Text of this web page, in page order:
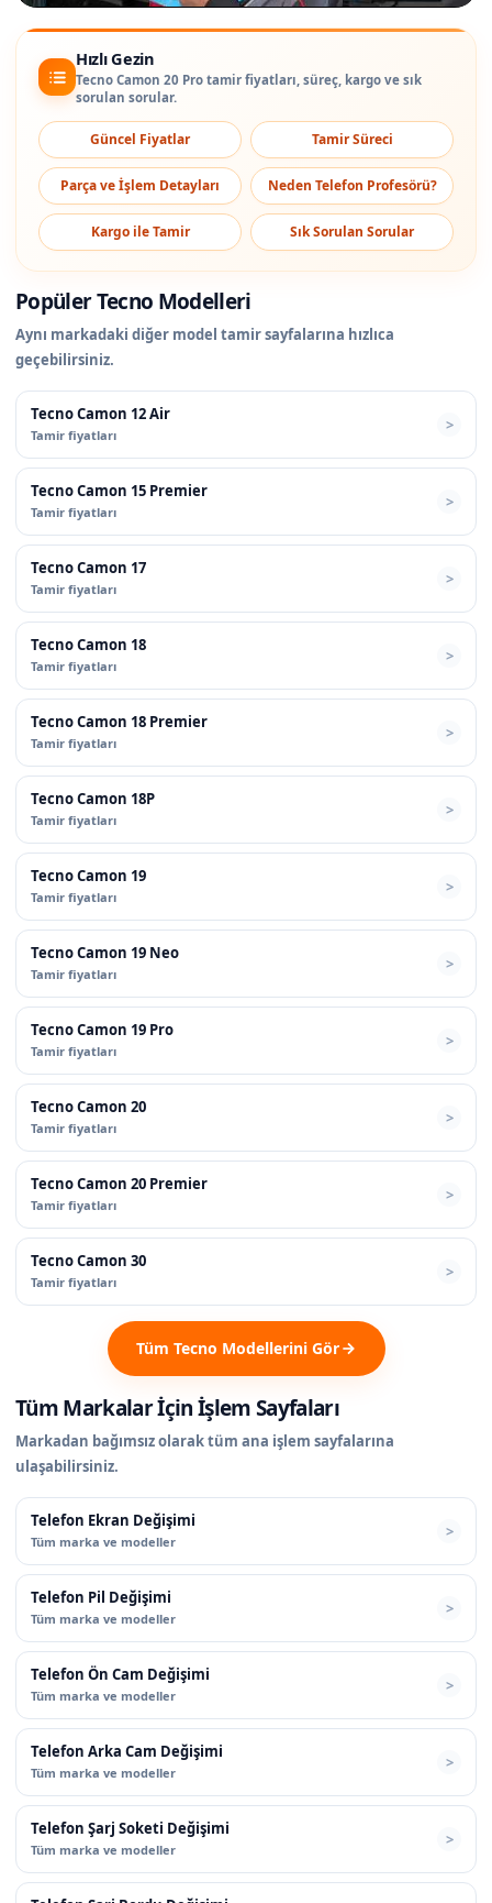
Hızlı Gezin
Tecno Camon 20 Pro tamir fiyatları, süreç, kargo ve sık
sorulan sorular.
Güncel Fiyatlar Tamir Süreci
Parça ve İşlem Detayları Neden Telefon Profesörü?
Kargo ile Tamir Sık Sorulan Sorular
Popüler Tecno Modelleri
Aynı markadaki diğer model tamir sayfalarına hızlıca
geçebilirsiniz.
Tecno Camon 12 Air
Tamir fiyatları
Tecno Camon 15 Premier
Tamir fiyatları
Tecno Camon 17
Tamir fiyatları
Tecno Camon 18
Tamir fiyatları
Tecno Camon 18 Premier
Tamir fiyatları
Tecno Camon 18P
Tamir fiyatları
Tecno Camon 19
Tamir fiyatları
Tecno Camon 19 Neo
Tamir fiyatları
Tecno Camon 19 Pro
Tamir fiyatları
Tecno Camon 20
Tamir fiyatları
Tecno Camon 20 Premier
Tamir fiyatları
Tecno Camon 30
Tamir fiyatları
Tüm Tecno Modellerini Gör
Tüm Markalar İçin İşlem Sayfaları
Markadan bağımsız olarak tüm ana işlem sayfalarına
ulaşabilirsiniz.
Telefon Ekran Değişimi
Tüm marka ve modeller
Telefon Pil Değişimi
Tüm marka ve modeller
Telefon Ön Cam Değişimi
Tüm marka ve modeller
Telefon Arka Cam Değişimi
Tüm marka ve modeller
Telefon Şarj Soketi Değişimi
Tüm marka ve modeller